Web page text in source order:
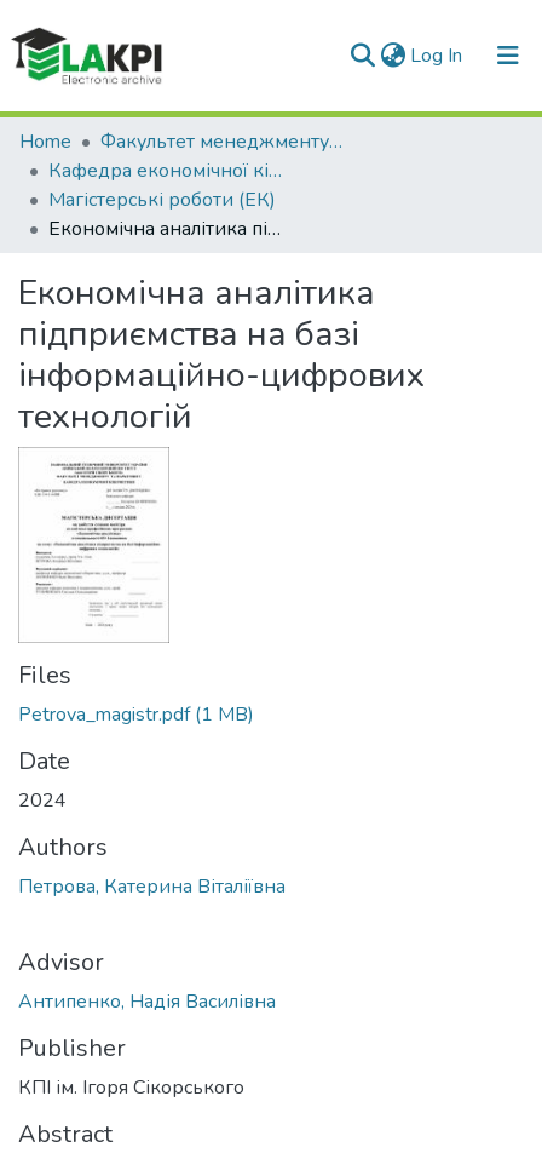
Log In (current)
Communities & Collections
All of DSpace
Statistics
Home
Факультет менеджменту та маркетингу (ФММ)
Кафедра економічної кібернетики (ЕК)
Магістерські роботи (ЕК)
Економічна аналітика підприємства на базі інформаційно-цифрових технологій
Економічна аналітика
підприємства на базі
інформаційно-цифрових
технологій
Files
Petrova_magistr.pdf(1 MB)
Date
2024
Authors
Петрова, Катерина Віталіївна
Advisor
Антипенко, Надія Василівна
Publisher
КПІ ім. Ігоря Сікорського
Abstract